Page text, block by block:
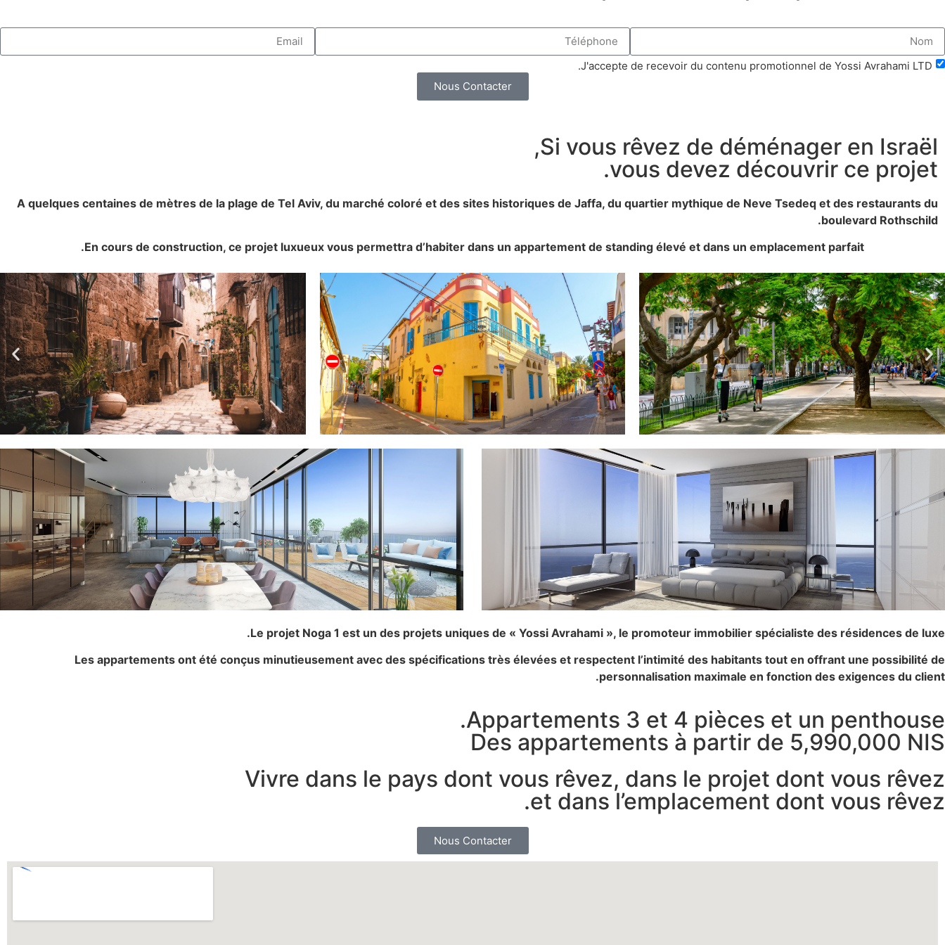
J'accepte de recevoir du contenu promotionnel de Yossi Avrahami LTD.
Nous Contacter
Si vous rêvez de déménager en Israël,
vous devez découvrir ce projet.
A quelques centaines de mètres de la plage de Tel Aviv, du marché coloré et des sites historiques de Jaffa, du quartier mythique de Neve Tsedeq et des restaurants du
boulevard Rothschild.
En cours de construction, ce projet luxueux vous permettra d’habiter dans un appartement de standing élevé et dans un emplacement parfait.
Le projet Noga 1 est un des projets uniques de « Yossi Avrahami », le promoteur immobilier spécialiste des résidences de luxe.
Les appartements ont été conçus minutieusement avec des spécifications très élevées et respectent l’intimité des habitants tout en offrant une possibilité de
personnalisation maximale en fonction des exigences du client.
Appartements 3 et 4 pièces et un penthouse.
Des appartements à partir de 5,990,000 NIS
Vivre dans le pays dont vous rêvez, dans le projet dont vous rêvez
et dans l’emplacement dont vous rêvez.
Nous Contacter